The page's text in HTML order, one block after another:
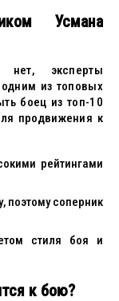
Усмана
нет, эксперты
из топовых
боец из топ-10
продвижения к
рейтингами
поэтому соперник
стиля боя и
к бою?